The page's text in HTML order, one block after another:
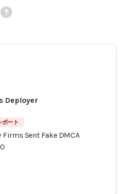
Deployer
ポート
Firms Sent Fake DMCA